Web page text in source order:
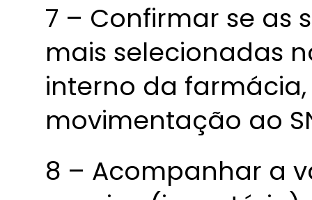
7 – Confirmar se as
mais selecionadas
interno da
movimentação ao
8 – Acompanhar a